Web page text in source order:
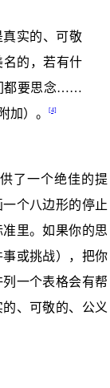
实的、可敬
的，若有什
都要思念……
加）。
[4]
了一个绝佳的提
个八边形的停止
里。如果你的思
或挑战），把你
一个表格会有帮
、可敬的、公义